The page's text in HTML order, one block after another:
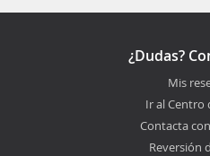
¿Dudas?
Mis
Ir al Centro
Contacta
Reversión